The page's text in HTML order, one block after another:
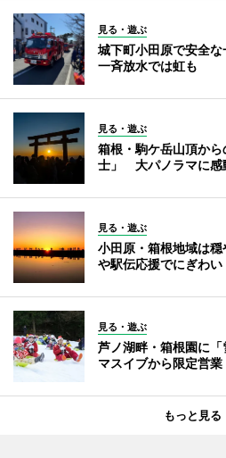
見る・遊ぶ
城下町小田原で安全
一斉放水では虹も
見る・遊ぶ
箱根・駒ケ岳山頂か
士」 大パノラマに感
見る・遊ぶ
小田原・箱根地域は
や駅伝応援でにぎわい
見る・遊ぶ
芦ノ湖畔・箱根園に
マスイブから限定営業
もっと見る